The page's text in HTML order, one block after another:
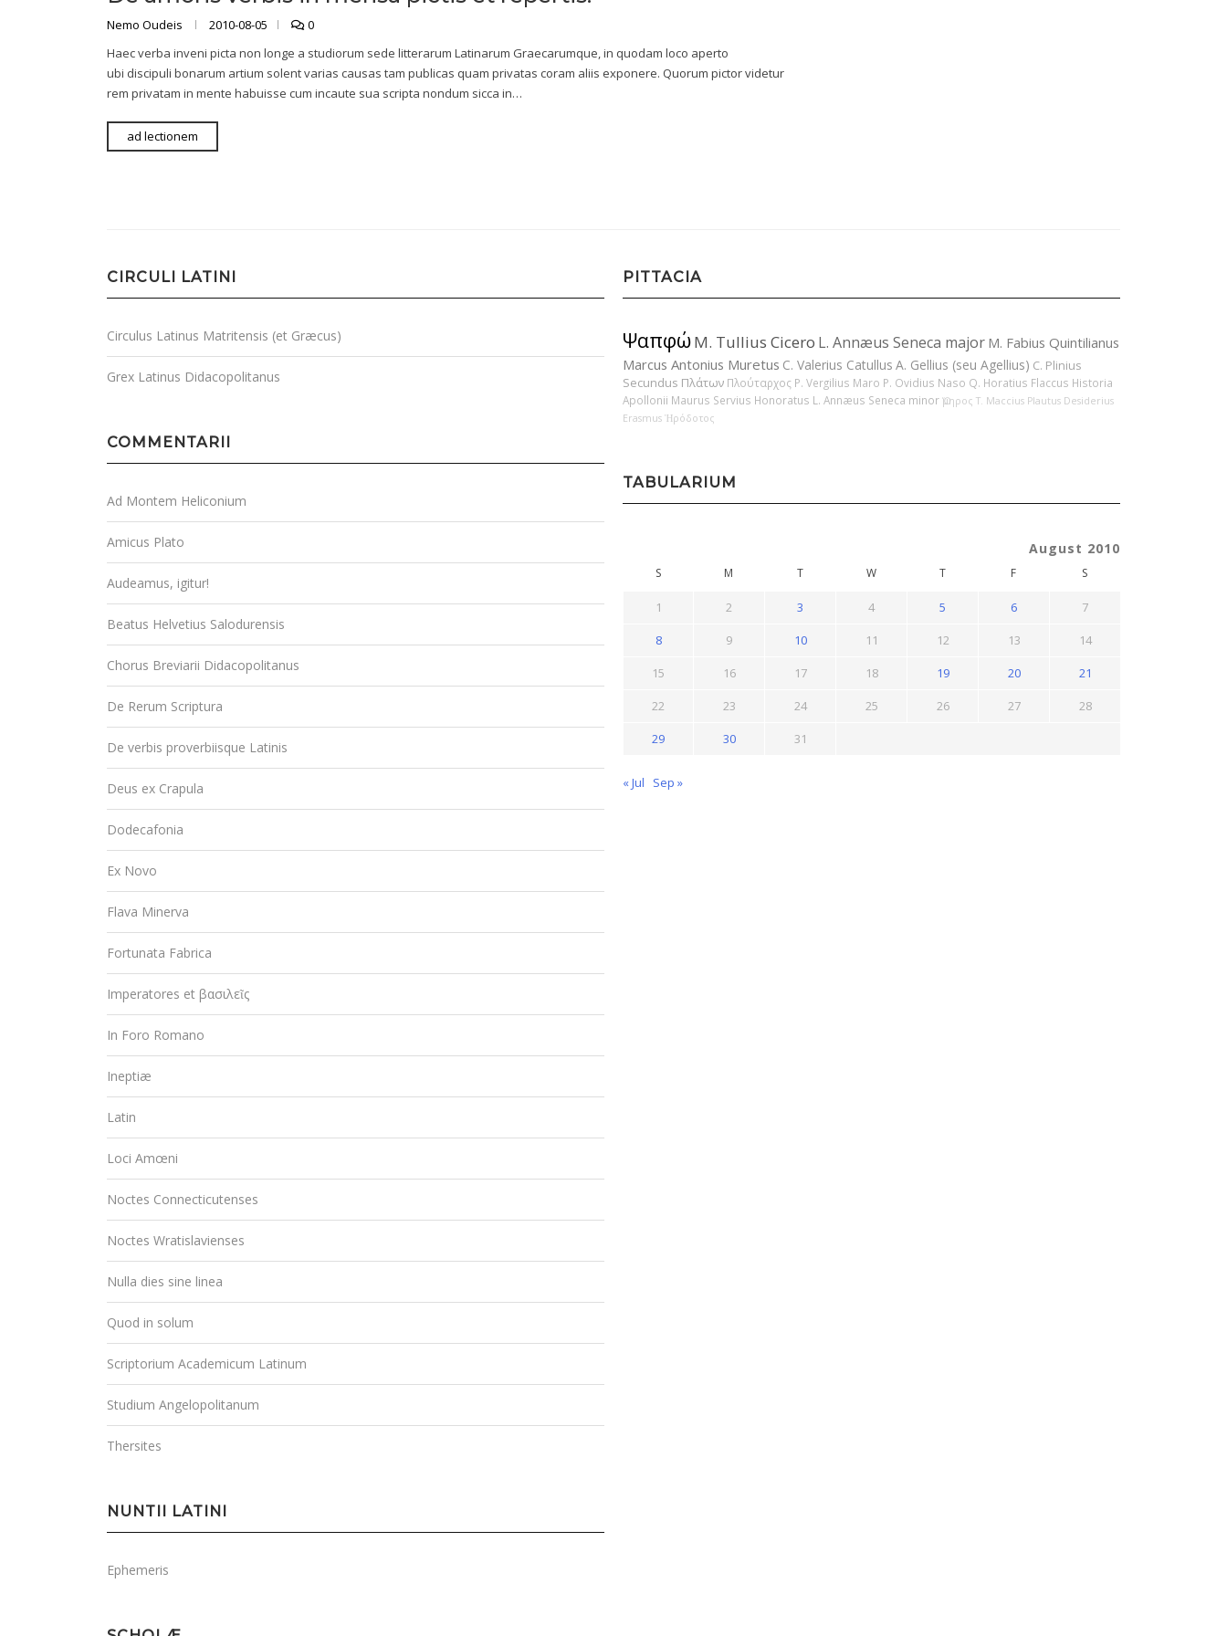
Nemo Oudeis 2010-08-05
0
Haec verba inveni picta non longe a studiorum sede litterarum Latinarum Graecarumque, in quodam loco aperto
ubi discipuli bonarum artium solent varias causas tam publicas quam privatas coram aliis exponere. Quorum pictor videtur
rem privatam in mente habuisse cum incaute sua scripta nondum sicca in…
ad lectionem
CIRCULI LATINI
Circulus Latinus Matritensis (et Græcus)
Grex Latinus Didacopolitanus
COMMENTARII
Ad Montem Heliconium
Amicus Plato
Audeamus, igitur!
Beatus Helvetius Salodurensis
Chorus Breviarii Didacopolitanus
De Rerum Scriptura
De verbis proverbiisque Latinis
Deus ex Crapula
Dodecafonia
Ex Novo
Flava Minerva
Fortunata Fabrica
Imperatores et βασιλεῖς
In Foro Romano
Ineptiæ
Latin
Loci Amœni
Noctes Connecticutenses
Noctes Wratislavienses
Nulla dies sine linea
Quod in solum
Scriptorium Academicum Latinum
Studium Angelopolitanum
Thersites
NUNTII LATINI
Ephemeris
PITTACIA
ΨαπφώM. Tullius Cicero L. Annæus Seneca major M. Fabius Quintilianus
Marcus Antonius Muretus C. Valerius Catullus A. Gellius (seu Agellius) C. Plinius
Secundus Πλάτων Πλούταρχος P. Vergilius Maro P. Ovidius Naso Q. Horatius Flaccus Historia
Apollonii Maurus Servius Honoratus L. Annæus Seneca minor Ὅμηρος T. Maccius Plautus Desiderius
Erasmus Ἡρόδοτος
TABULARIUM
August 2010
S M T W T F S
1 2 3 4 5 6
7
8
9 10 11 12 13
14
15
16 17 18 19 20
21
22
23 24 25 26 27
28
29
30 31
« Jul Sep »